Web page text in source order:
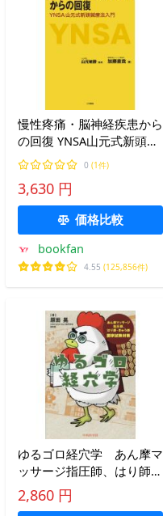
慢性疼痛・脳神経疾患から
の回復 YNSA山元式新頭鍼
療法入門/加藤直哉/山元敏
勝
0 (1件)
3,630 円
価格比較
bookfan
4.55 (125,856件)
ゆるゴロ経穴学 あん摩マ
ッサージ指圧師、はり師・
きゅう師国家試験対策 / 原
田晃
2,860 円